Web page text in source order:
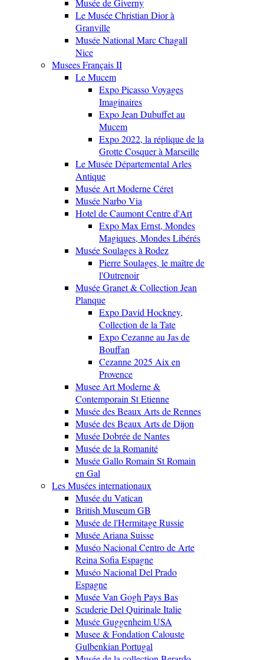
Musée de Giverny
Le Musée Christian Dior à
Granville
Musée National Marc Chagall
Nice
Musees Français II
Le Mucem
Expo Picasso Voyages
Imaginaires
Expo Jean Dubuffet au
Mucem
Expo 2022, la réplique de la
Grotte Cosquer à Marseille
Le Musée Départemental Arles
Antique
Musée Art Moderne Céret
Musée Narbo Via
Hotel de Caumont Centre d'Art
Expo Max Ernst, Mondes
Magiques, Mondes Libérés
Musée Soulages à Rodez
Pierre Soulages, le maître de
l'Outrenoir
Musée Granet & Collection Jean
Planque
Expo David Hockney,
Collection de la Tate
Expo Cezanne au Jas de
Bouffan
Cezanne 2025 Aix en
Provence
Musee Art Moderne &
Contemporain St Etienne
Musée des Beaux Arts de Rennes
Musée des Beaux Arts de Dijon
Musée Dobrée de Nantes
Musée de la Romanité
Musée Gallo Romain St Romain
en Gal
Les Musées internationaux
Musée du Vatican
British Museum GB
Musée de l'Hermitage Russie
Musée Ariana Suisse
Muséo Nacional Centro de Arte
Reina Sofia Espagne
Muséo Nacional Del Prado
Espagne
Musée Van Gogh Pays Bas
Scuderie Del Quirinale Italie
Musée Guggenheim USA
Musee & Fondation Calouste
Gulbenkian Portugal